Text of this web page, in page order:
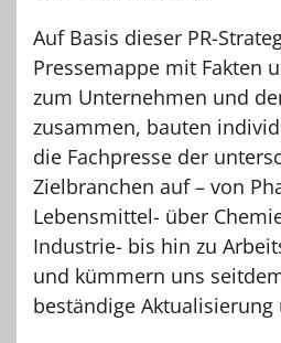
Auf Basis dieser PR-
Pressemappe mit Fakten
zum Unternehmen und
zusammen, bauten
die Fachpresse der
Zielbranchen auf – von
Lebensmittel- über
Industrie- bis hin zu
und kümmern uns
beständige